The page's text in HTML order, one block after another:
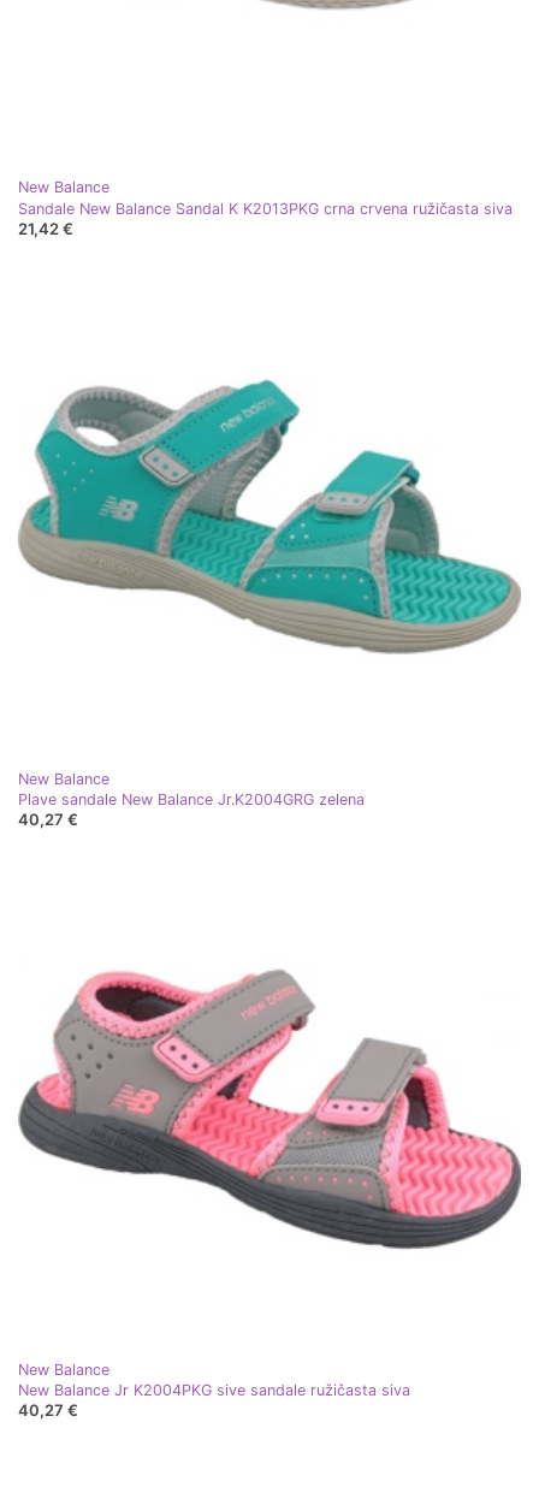
New Balance
Sandale New Balance Sandal K K2013PKG crna crvena ružičasta siva
21,42 €
New Balance
Plave sandale New Balance Jr.K2004GRG zelena
40,27 €
New Balance
New Balance Jr K2004PKG sive sandale ružičasta siva
40,27 €